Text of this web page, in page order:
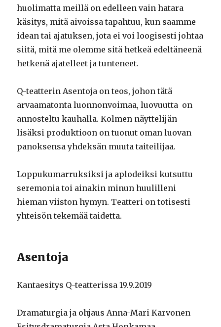
huolimatta meillä on edelleen vain hatara
käsitys, mitä aivoissa tapahtuu, kun saamme
idean tai ajatuksen, jota ei voi loogisesti johtaa
siitä, mitä me olemme sitä hetkeä edeltäneenä
hetkenä ajatelleet ja tunteneet.
Q-teatterin Asentoja on teos, johon tätä
arvaamatonta luonnonvoimaa, luovuutta on
annosteltu kauhalla. Kolmen näyttelijän
lisäksi produktioon on tuonut oman luovan
panoksensa yhdeksän muuta taiteilijaa.
Loppukumarruksiksi ja aplodeiksi kutsuttu
seremonia toi ainakin minun huulilleni
hieman viiston hymyn. Teatteri on totisesti
yhteisön tekemää taidetta.
Asentoja
Kantaesitys Q-teatterissa 19.9.2019
Dramaturgia ja ohjaus Anna-Mari Karvonen